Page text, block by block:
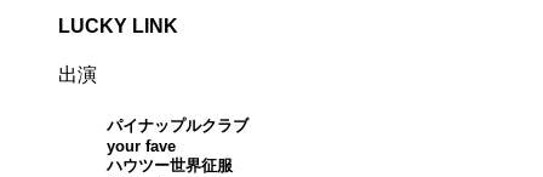
LUCKY LINK
出演
パイナップルクラブ
your fave
ハウツー世界征服